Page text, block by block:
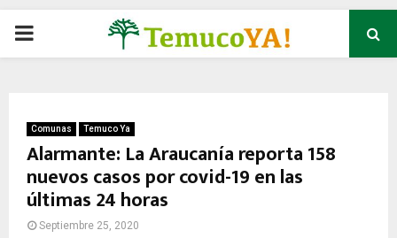
P
M
A
Comunas Temuco Ya
Alarmante: La Araucanía reporta 158
nuevos casos por covid-19 en las
últimas 24 horas
Septiembre 25, 2020